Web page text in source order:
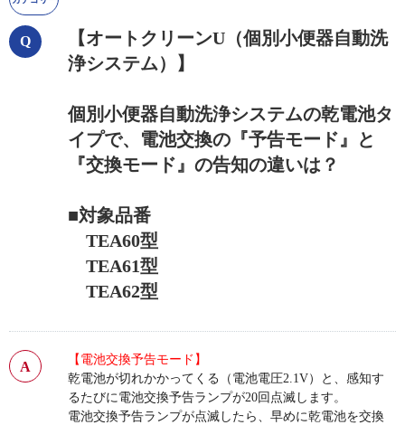
【オートクリーンU（個別小便器自動洗
浄システム）】
個別小便器自動洗浄システムの乾電池タ
イプで、電池交換の『予告モード』と
『交換モード』の告知の違いは？
■対象品番
TEA60型
TEA61型
TEA62型
【電池交換予告モード】
乾電池が切れかかってくる（電池電圧2.1V）と、感知す
るたびに電池交換予告ランプが20回点滅します。
電池交換予告ランプが点滅したら、早めに乾電池を交換